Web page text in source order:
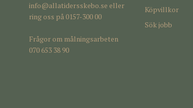
info@allatidersskebo.se eller
ring oss på 0157-300 00
Frågor om målningsarbeten
070 653 38 90
Köpvillkor
Sök jobb